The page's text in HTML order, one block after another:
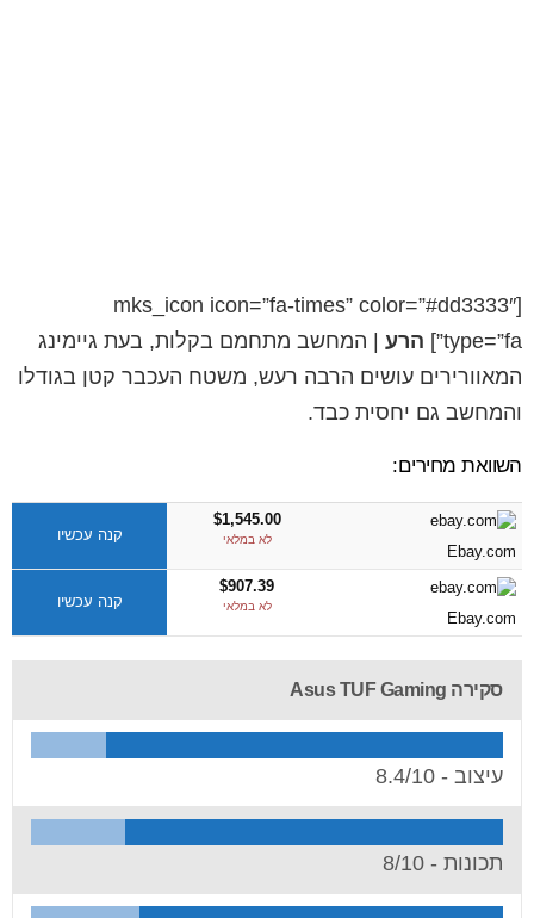
[mks_icon icon=”fa-times” color=”#dd3333″
type=”fa”]
הרע | המחשב מתחמם בקלות, בעת גיימינג
המאוורירים עושים הרבה רעש, משטח העכבר קטן בגודלו
והמחשב גם יחסית כבד.
השוואת מחירים:
Ebay.com
$1,545.00
לא במלאי קנה עכשיו
Ebay.com
$907.39
לא במלאי קנה עכשיו
סקירה Asus TUF Gaming
עיצוב - 8.4/10
תכונות - 8/10